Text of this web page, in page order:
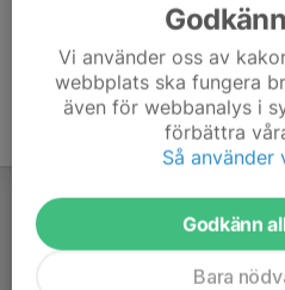
Vi använder oss av
webbplats ska fungera
även för webbanalys i
förbättra
Så använder
Godkänn
Bara